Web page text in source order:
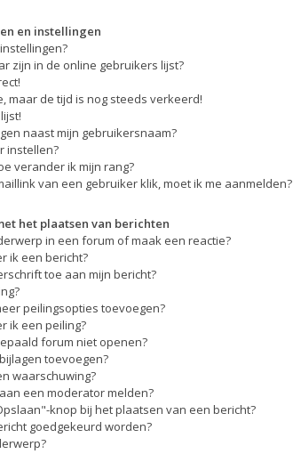
en instellingen
zijn in de online gebruikers lijst?
maar de tijd is nog steeds verkeerd!
naast mijn gebruikersnaam?
instellen?
verander ik mijn rang?
van een gebruiker klik, moet ik me aanmelden?
het plaatsen van berichten
in een forum of maak een reactie?
ik een bericht?
toe aan mijn bericht?
peilingsopties toevoegen?
ik een peiling?
forum niet openen?
toevoegen?
waarschuwing?
een moderator melden?
knop bij het plaatsen van een bericht?
goedgekeurd worden?